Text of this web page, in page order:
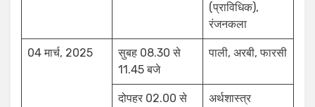
(प्राविधिक),
रंजनकला
04 मार्च, 2025
सुबह 08.30 से
11.45 बजे
पाली, अरबी, फारसी
दोपहर 02.00 से अर्थशास्त्र